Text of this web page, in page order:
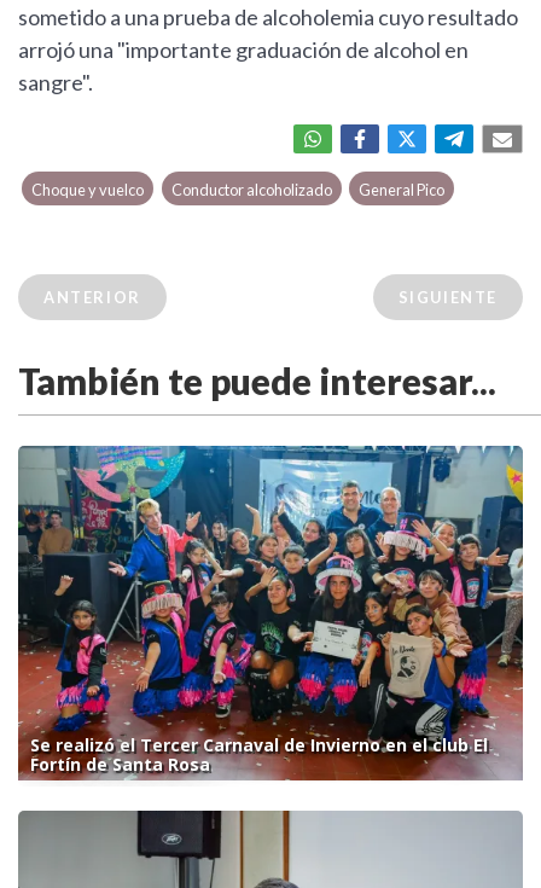
sometido a una prueba de alcoholemia cuyo resultado
arrojó una "importante graduación de alcohol en
sangre".
Choque y vuelco Conductor alcoholizado General Pico
ANTERIOR SIGUIENTE
También te puede interesar...
Se realizó el Tercer Carnaval de Invierno en el club El
Fortín de Santa Rosa